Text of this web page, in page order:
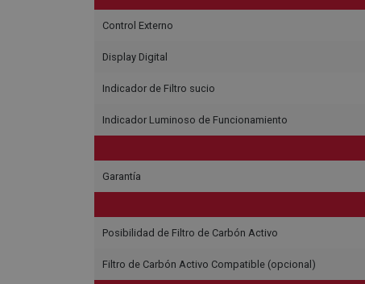
Control Externo
Display Digital
Indicador de Filtro sucio
Indicador Luminoso de Funcionamiento
Garantía
Posibilidad de Filtro de Carbón Activo
Filtro de Carbón Activo Compatible (opcional)